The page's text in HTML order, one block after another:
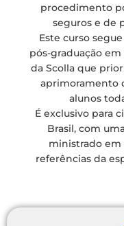
procedimento
seguros e de
Este curso
pós-graduação
da Scolla que
aprimoramento
alunos
É exclusivo para
Brasil, com
ministrado em
referências da